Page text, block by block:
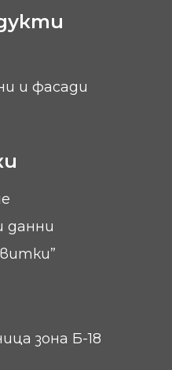
и фасади
данни
зона Б-18